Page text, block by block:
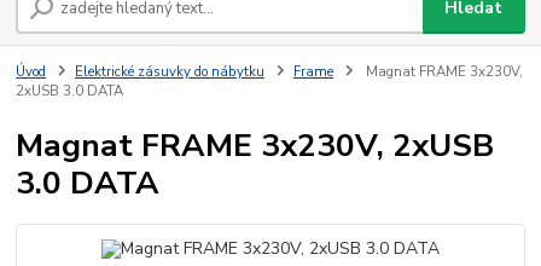
Hledat
Úvod Elektrické zásuvky do nábytku Frame
Magnat FRAME 3x230V,
2xUSB 3.0 DATA
Magnat FRAME 3x230V, 2xUSB
3.0 DATA